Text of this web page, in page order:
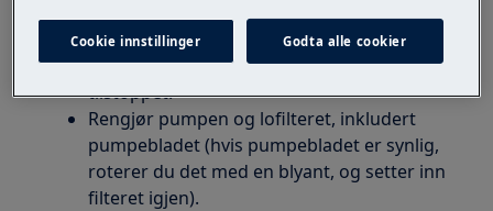
og produserer skum, det brukes
vaskemiddel som produserer mye skum,
kan det føre til at nivåsystemet blir
tilstoppet.
Rengjør pumpen og lofilteret, inkludert
pumpebladet (hvis pumpebladet er synlig,
roterer du det med en blyant, og setter inn
filteret igjen).
Cookie innstillinger Godta alle cookier